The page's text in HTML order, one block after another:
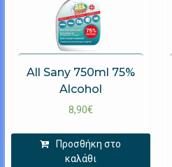
All Sany 750ml 75%
Alcohol
8,90€
Προσθήκη στο
καλάθι